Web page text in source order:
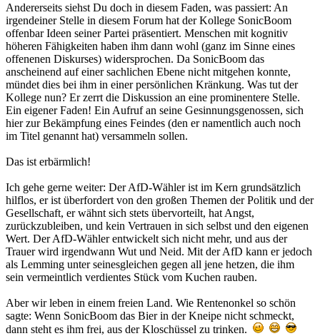
Andererseits siehst Du doch in diesem Faden, was passiert: An
irgendeiner Stelle in diesem Forum hat der Kollege SonicBoom
offenbar Ideen seiner Partei präsentiert. Menschen mit kognitiv
höheren Fähigkeiten haben ihm dann wohl (ganz im Sinne eines
offenenen Diskurses) widersprochen. Da SonicBoom das
anscheinend auf einer sachlichen Ebene nicht mitgehen konnte,
mündet dies bei ihm in einer persönlichen Kränkung. Was tut der
Kollege nun? Er zerrt die Diskussion an eine prominentere Stelle.
Ein eigener Faden! Ein Aufruf an seine Gesinnungsgenossen, sich
hier zur Bekämpfung eines Feindes (den er namentlich auch noch
im Titel genannt hat) versammeln sollen.
Das ist erbärmlich!
Ich gehe gerne weiter: Der AfD-Wähler ist im Kern grundsätzlich
hilflos, er ist überfordert von den großen Themen der Politik und der
Gesellschaft, er wähnt sich stets übervorteilt, hat Angst,
zurückzubleiben, und kein Vertrauen in sich selbst und den eigenen
Wert. Der AfD-Wähler entwickelt sich nicht mehr, und aus der
Trauer wird irgendwann Wut und Neid. Mit der AfD kann er jedoch
als Lemming unter seinesgleichen gegen all jene hetzen, die ihm
sein vermeintlich verdientes Stück vom Kuchen rauben.
Aber wir leben in einem freien Land. Wie Rentenonkel so schön
sagte: Wenn SonicBoom das Bier in der Kneipe nicht schmeckt,
dann steht es ihm frei, aus der Kloschüssel zu trinken.